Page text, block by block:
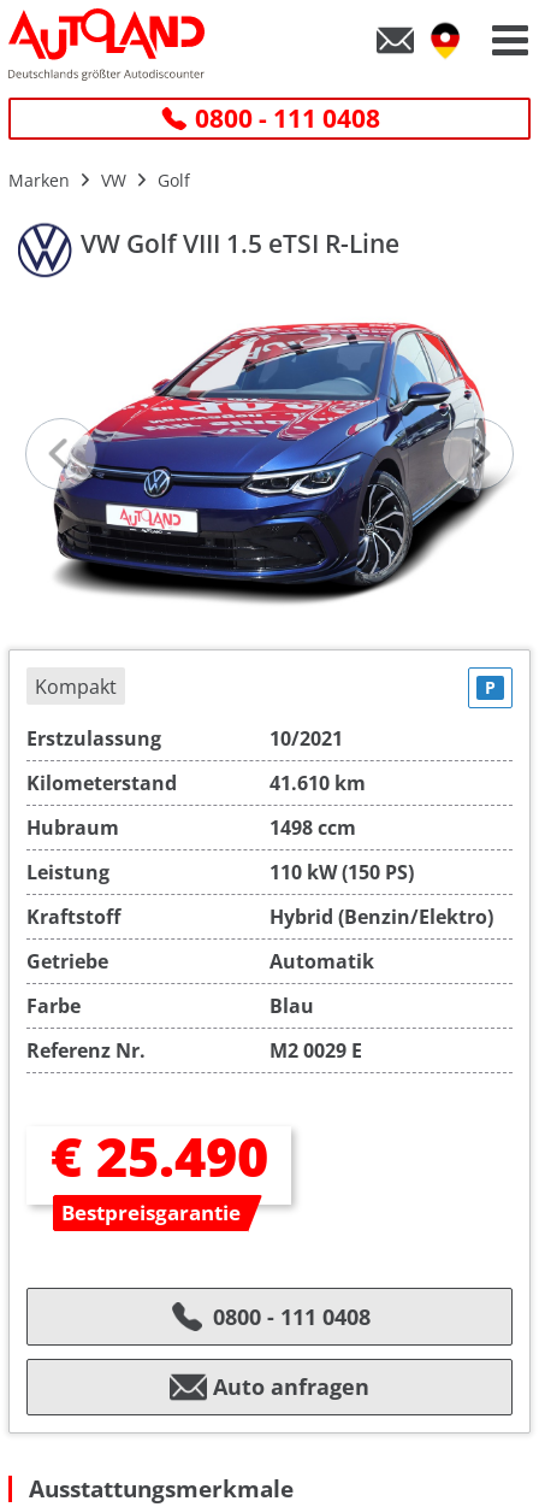
0800 - 111 0408
Marken VW Golf
VW Golf VIII 1.5 eTSI R-Line
Kompakt P
Erstzulassung
10/2021
Kilometerstand
41.610 km
Hubraum
1498 ccm
Leistung
110 kW (150 PS)
Kraftstoff
Hybrid (Benzin/Elektro)
Getriebe
Automatik
Farbe
Blau
Referenz Nr.
M2 0029 E
€ 25.490
Bestpreisgarantie
0800 - 111 0408
Auto anfragen
Ausstattungsmerkmale